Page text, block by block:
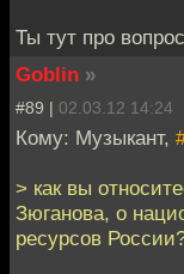
Ты тут про
Goblin »
#89 | 02.03.12 14:24
Кому: Музыкант,
> как вы
Зюганова, о
ресурсов